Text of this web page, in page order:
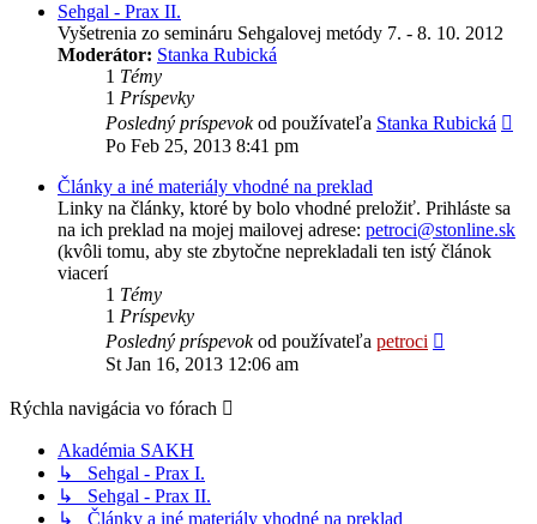
Sehgal - Prax II.
Vyšetrenia zo semináru Sehgalovej metódy 7. - 8. 10. 2012
Moderátor: Stanka Rubická
1 Témy
1 Príspevky
Posledný príspevokod používateľa Stanka Rubická
Po Feb 25, 2013 8:41 pm
Články a iné materiály vhodné na preklad
Linky na články, ktoré by bolo vhodné preložiť. Prihláste sa
na ich preklad na mojej mailovej adrese: petroci@stonline.sk
(kvôli tomu, aby ste zbytočne neprekladali ten istý článok
viacerí
1 Témy
1 Príspevky
Posledný príspevokod používateľa petroci
St Jan 16, 2013 12:06 am
Rýchla navigácia vo fórach
Akadémia SAKH
↳ Sehgal - Prax I.
↳ Sehgal - Prax II.
↳ Články a iné materiály vhodné na preklad